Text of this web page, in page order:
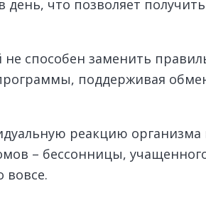
день, что позволяет
способен заменить
поддерживая
реакцию
– бессонницы,
вовсе.